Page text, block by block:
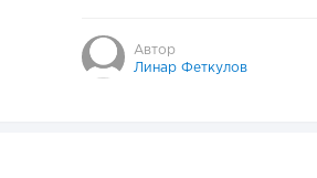
Автор
Линар Феткулов